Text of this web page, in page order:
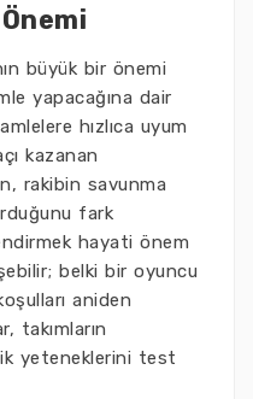
büyük bir önemi
yapacağına dair
hızlıca uyum
kazanan
rakibin savunma
fark
hayati önem
belki bir oyuncu
aniden
takımların
yeteneklerini test